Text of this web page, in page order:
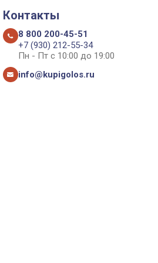
Контакты
8 800 200-45-51
+7 (930) 212-55-34
Пн - Пт с 10:00 до 19:00
info@kupigolos.ru